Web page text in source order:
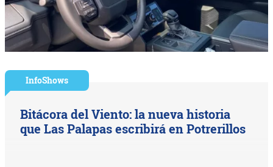
InfoShows
Bitácora del Viento: la nueva historia
que Las Palapas escribirá en Potrerillos